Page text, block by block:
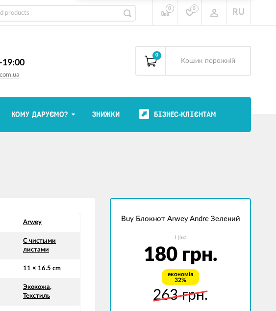
0 0 RU
19:00
0
Kошик порожній
КОМУ ДАРУЄМО? ЗНИЖКИ БІЗНЕС-КЛІЄНТАМ
Arwey
С чистыми
листами
11 × 16.5 cm
Экокожа,
Текстиль
Buy Блокнот Arwey Andre Зелений
Ціна
180 грн.
економія
32%
263 грн.